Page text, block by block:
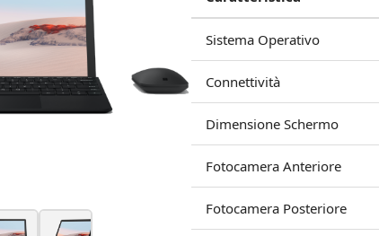
Sistema Operativo
Connettività
Dimensione Schermo
Fotocamera Anteriore
Fotocamera Posteriore